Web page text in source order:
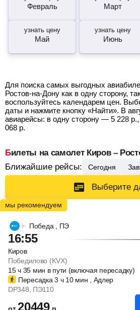
Февраль Март
узнать цену
Май
узнать цену
Июнь
Для поиска самых выгодных
Ростов-на-Дону как в одну сторону,
воспользуйтесь календарем цен.
даты и нажмите кнопку «Найти». В
авиарейсы: в одну сторону — 5 228 р.
068 р.
Билеты на самолет Киров –
Ближайшие рейсы:
Сегодня
Выберите
Победа , ПЭ
16:55
Киров
Победилово (KVX)
15ч35 мин в пути (включая пересадку)
Пересадка 3 ч10 мин , Адлер
DP348 , ПЭ110
от20449 р.